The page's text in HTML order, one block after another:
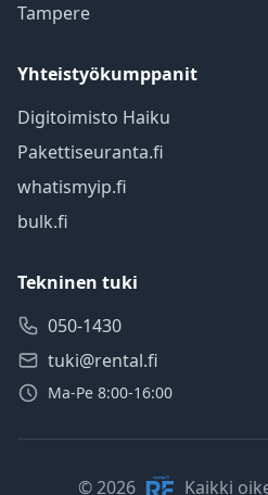
Tampere
Yhteistyökumppanit
Digitoimisto Haiku
Pakettiseuranta.fi
whatismyip.fi
bulk.fi
Tekninen tuki
050-1430
tuki@rental.fi
Ma-Pe 8:00-16:00
© 2026 Kaikki